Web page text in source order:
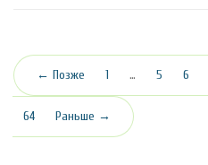
← Позже 1 … 5 6
64 Раньше →